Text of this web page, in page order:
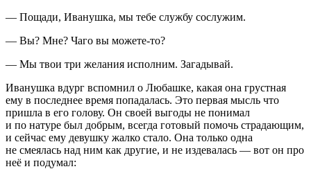
— Пощади, Иванушка, мы тебе службу сослужим.
— Вы? Мне? Чаго вы можете-то?
— Мы твои три желания исполним. Загадывай.
Иванушка вдург вспомнил о Любашке, какая она грустная
ему в последнее время попадалась. Это первая мысль что
пришла в его голову. Он своей выгоды не понимал
и по натуре был добрым, всегда готовый помочь страдающим,
и сейчас ему девушку жалко стало. Она только одна
не смеялась над ним как другие, и не издевалась — вот он про
неё и подумал: